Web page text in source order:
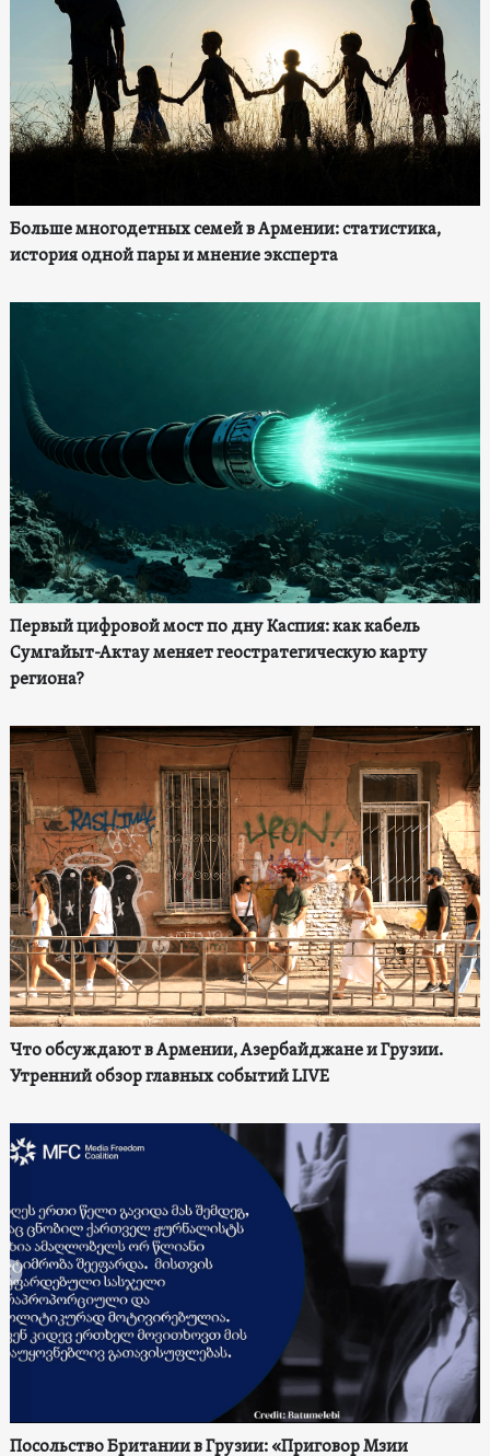
Больше многодетных семей в Армении: статистика,
история одной пары и мнение эксперта
Первый цифровой мост по дну Каспия: как кабель
Сумгайыт-Актау меняет геостратегическую карту
региона?
Что обсуждают в Армении, Азербайджане и Грузии.
Утренний обзор главных событий LIVE
Посольство Британии в Грузии: «Приговор Мзии